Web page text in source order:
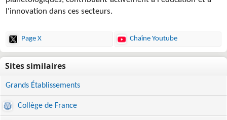
l'innovation dans ces secteurs.
Page X Chaîne Youtube
Grands Établissements
Collège de France